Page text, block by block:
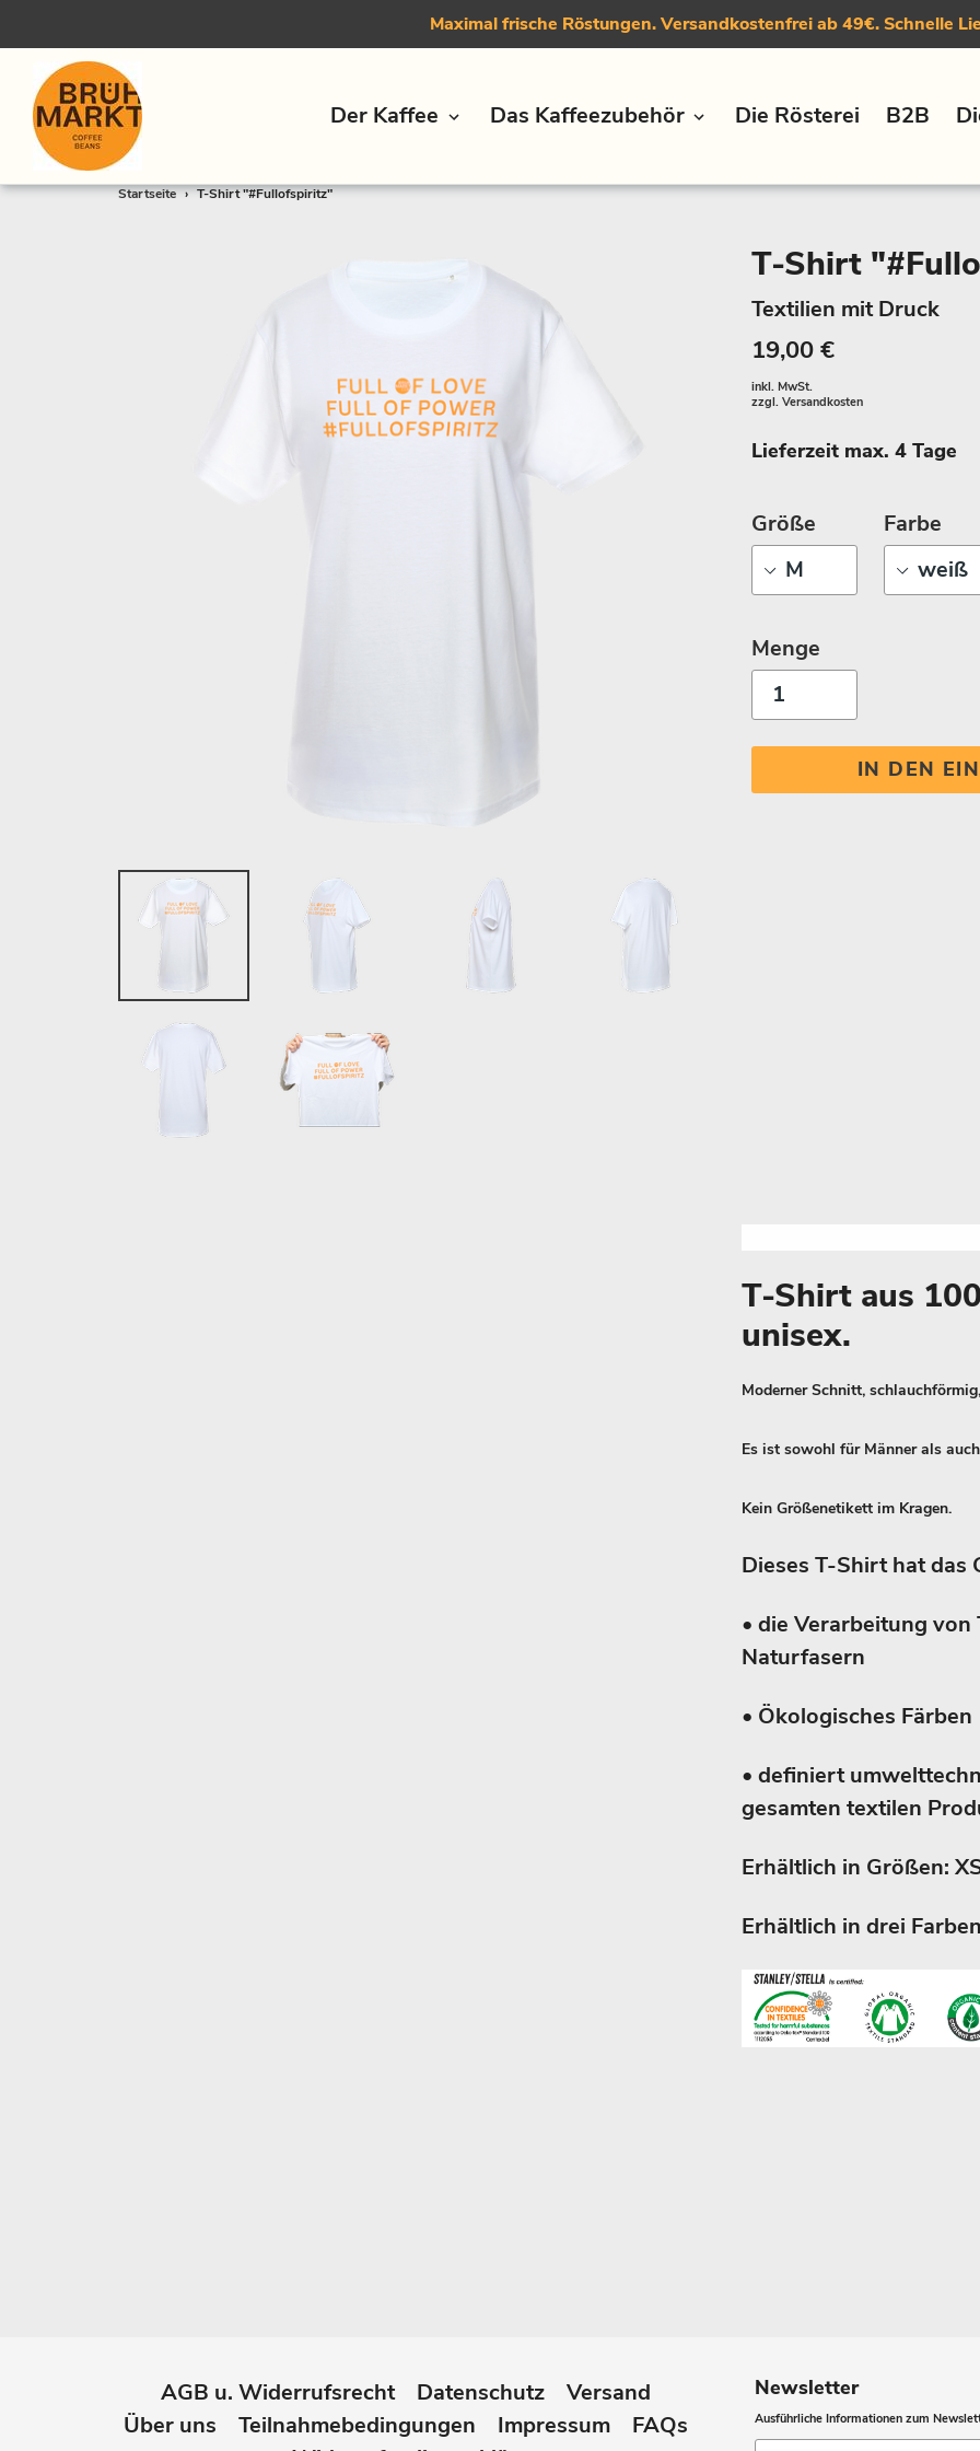
Direkt
Maximal frische Röstungen. Versandkostenfrei ab 49€. Schnelle
Der Kaffee Das Kaffeezubehör Die Rösterei B2B
Startseite › T-Shirt "#Fullofspiritz"
T-Shirt
Textilien mit Druck
19,00 €
inkl. MwSt.
zzgl. Versandkosten
Lieferzeit max. 4 Tage
Größe Farbe
Menge
IN DEN
T-Shirt aus
unisex.
Moderner Schnitt,
Es ist sowohl für Männer als
Kein Größenetikett im Kragen.
Dieses T-Shirt hat das
• die Verarbeitung
Naturfasern
• Ökologisches Färben
• definiert
gesamten textilen
Erhältlich in Größen:
Erhältlich in drei
AGB u. Widerrufsrecht Datenschutz
Versand
Über uns
Teilnahmebedingungen Impressum
FAQs
Newsletter
Ausführliche Informationen zum